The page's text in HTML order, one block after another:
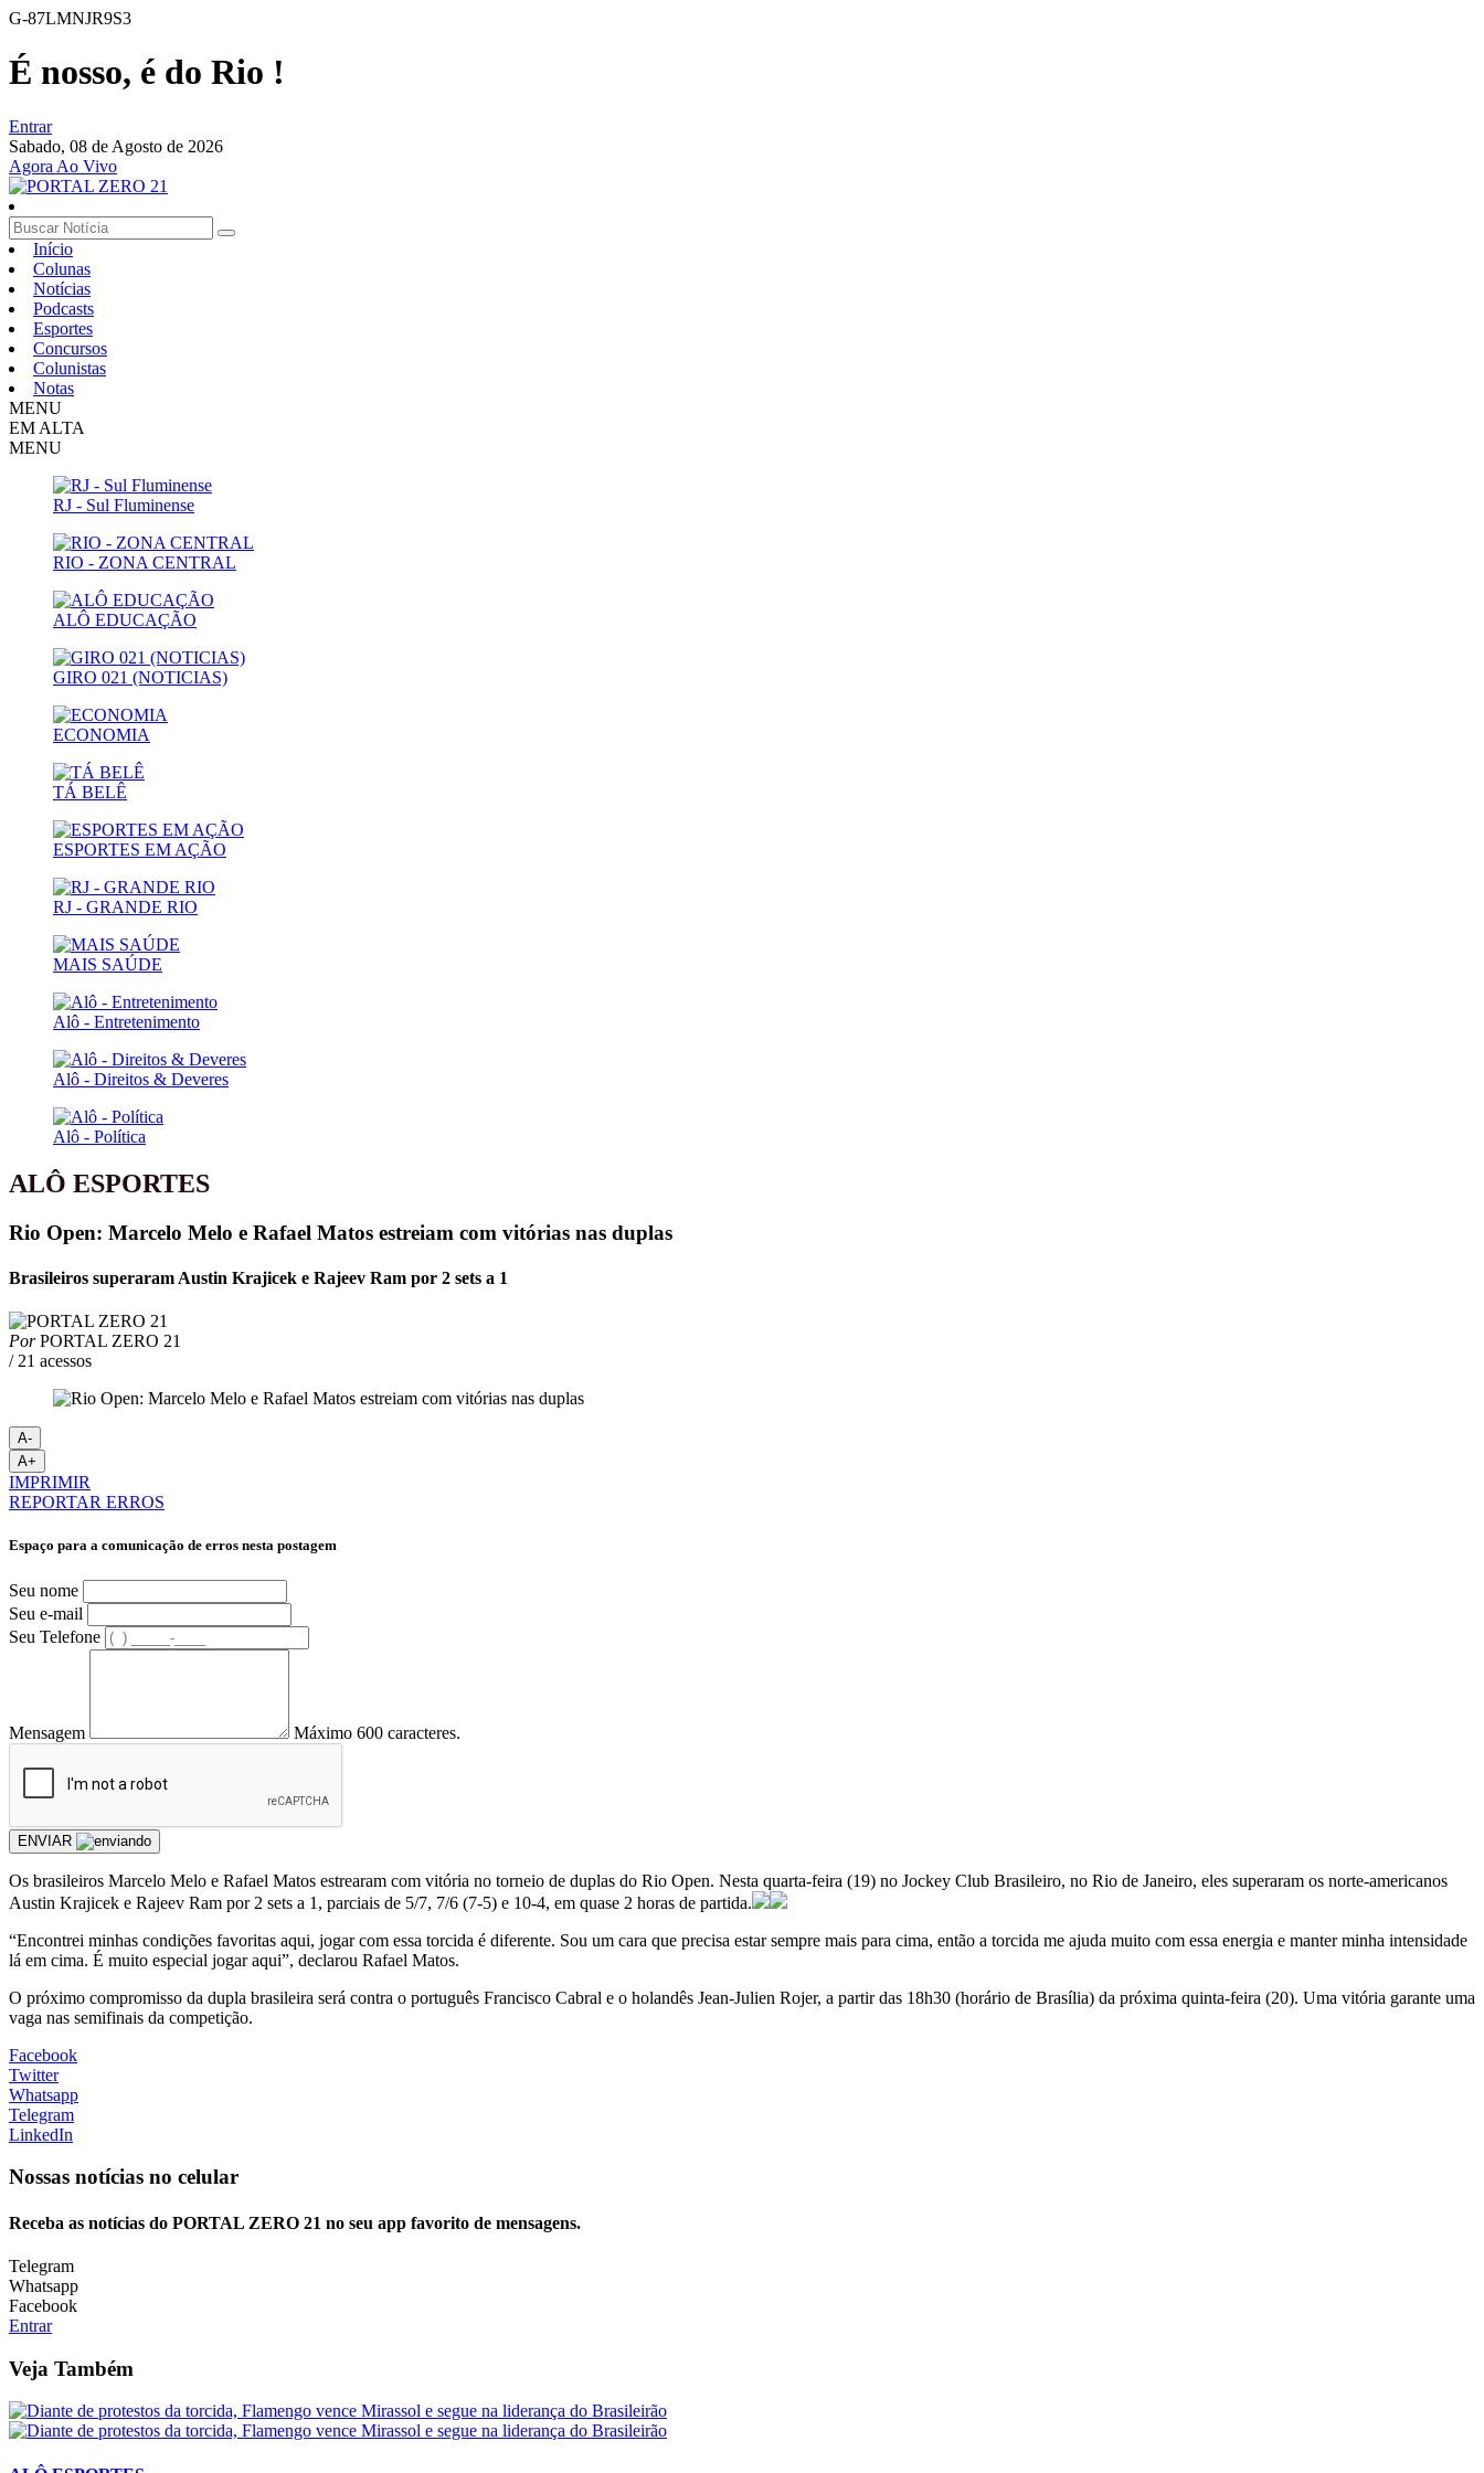
G-87LMNJR9S3
É nosso, é do Rio !
Entrar
Sabado, 08 de Agosto de 2026
Agora Ao Vivo
Início
Colunas
Notícias
Podcasts
Esportes
Concursos
Colunistas
Notas
MENU
EM ALTA
MENU
RJ - Sul Fluminense
RIO - ZONA CENTRAL
ALÔ EDUCAÇÃO
GIRO 021 (NOTICIAS)
ECONOMIA
TÁ BELÊ
ESPORTES EM AÇÃO
RJ - GRANDE RIO
MAIS SAÚDE
Alô - Entretenimento
Alô - Direitos & Deveres
Alô - Política
ALÔ ESPORTES
Rio Open: Marcelo Melo e Rafael Matos estreiam com vitórias nas duplas
Brasileiros superaram Austin Krajicek e Rajeev Ram por 2 sets a 1
PorPORTAL ZERO 21
/ 21 acessos
A-
A+
IMPRIMIR
REPORTAR ERROS
Espaço para a comunicação de erros nesta postagem
Seu nome
Seu e-mail
Seu Telefone
Mensagem Máximo 600 caracteres.
ENVIAR
Os brasileiros Marcelo Melo e Rafael Matos estrearam com vitória no torneio de duplas do Rio Open. Nesta quarta-feira (19) no Jockey Club Brasileiro, no Rio de Janeiro, eles superaram os norte-americanos
Austin Krajicek e Rajeev Ram por 2 sets a 1, parciais de 5/7, 7/6 (7-5) e 10-4, em quase 2 horas de partida.
“Encontrei minhas condições favoritas aqui, jogar com essa torcida é diferente. Sou um cara que precisa estar sempre mais para cima, então a torcida me ajuda muito com essa energia e manter minha intensidade
lá em cima. É muito especial jogar aqui”, declarou Rafael Matos.
O próximo compromisso da dupla brasileira será contra o português Francisco Cabral e o holandês Jean-Julien Rojer, a partir das 18h30 (horário de Brasília) da próxima quinta-feira (20). Uma vitória garante uma
vaga nas semifinais da competição.
Facebook
Twitter
Whatsapp
Telegram
LinkedIn
Nossas notícias no celular
Receba as notícias do PORTAL ZERO 21 no seu app favorito de mensagens.
Telegram
Whatsapp
Facebook
Entrar
Veja Também